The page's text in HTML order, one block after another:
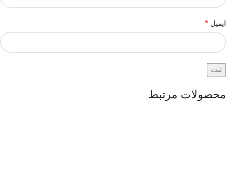
ایمیل *
محصولات مرتبط